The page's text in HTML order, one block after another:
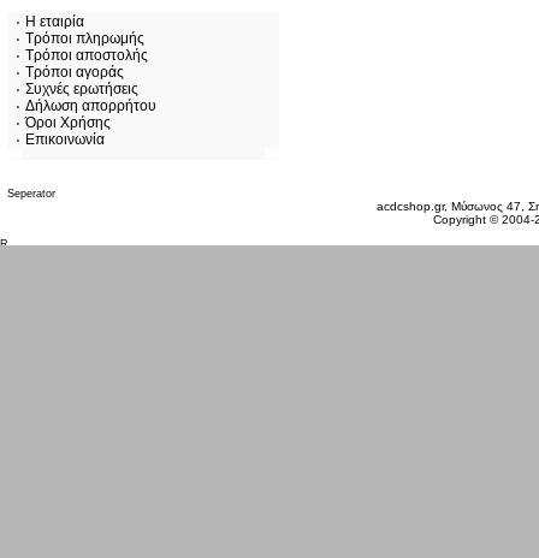
Η εταιρία
Τρόποι πληρωμής
Τρόποι αποστολής
Τρόποι αγοράς
Συχνές ερωτήσεις
Δήλωση απορρήτου
Όροι Χρήσης
Επικοινωνία
acdcshop.gr, Μύσωνος 47,
Copyright ©